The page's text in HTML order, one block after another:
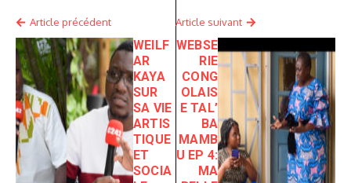
Article précédent
WEILF
AR
KAYA
SUR
SA VIE
ARTIS
TIQUE
ET
SOCIA
Article suivant
WEBSE
RIE
CONG
OLAIS
E TAL’
BA
MAMB
U EP 4:
MA